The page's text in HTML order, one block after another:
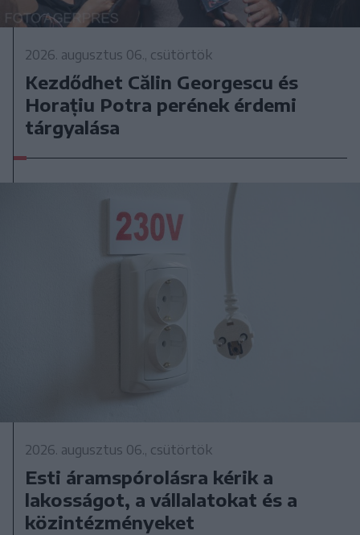
2026. augusztus 06., csütörtök
Kezdődhet Călin Georgescu és
Horațiu Potra perének érdemi
tárgyalása
2026. augusztus 06., csütörtök
Esti áramspórolásra kérik a
lakosságot, a vállalatokat és a
közintézményeket